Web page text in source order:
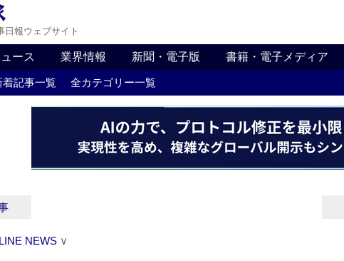
日報ウェブサイト
ース 業界情報 新聞・電子版 書籍・電子メディア
着記事一覧 全カテゴリー一覧
NEWS ∨